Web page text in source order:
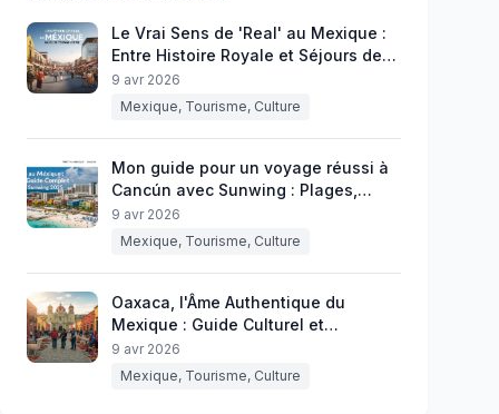
Le Vrai Sens de 'Real' au Mexique :
Entre Histoire Royale et Séjours de
Rêve
9 avr 2026
Mexique, Tourisme, Culture
Mon guide pour un voyage réussi à
Cancún avec Sunwing : Plages,
culture et secrets du Mexique
9 avr 2026
Mexique, Tourisme, Culture
Oaxaca, l'Âme Authentique du
Mexique : Guide Culturel et
Touristique
9 avr 2026
Mexique, Tourisme, Culture